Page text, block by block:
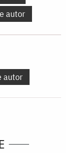
autor
autor